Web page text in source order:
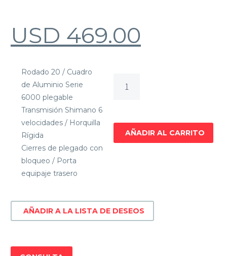
USD 469.00
Rodado 20 / Cuadro
de Aluminio Serie
6000 plegable
Transmisión Shimano 6
velocidades / Horquilla
Rígida
Cierres de plegado con
bloqueo / Porta
equipaje trasero
URBANA
CLIPPER
RODADO
AÑADIR AL CARRITO
AÑADIR A LA LISTA DE DESEOS